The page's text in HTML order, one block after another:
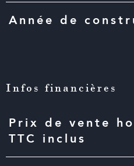
Année de
Infos financières
Caractéristiques Valeurs
Prix de vente
TTC inclus